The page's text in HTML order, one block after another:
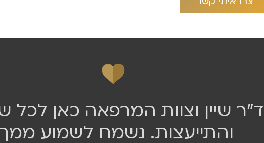
ד״ר שיין וצוות המרפאה כאן לכל
והתייעצות. נשמח לשמוע